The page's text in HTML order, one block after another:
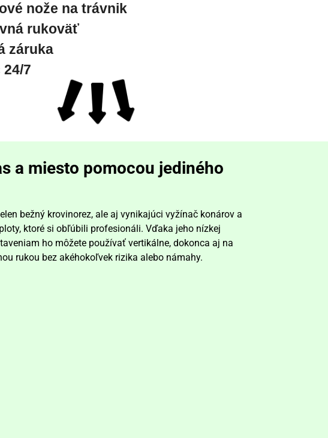
nože na trávnik
rukoväť
záruka
24/7
a miesto pomocou jediného
bežný krovinorez, ale aj vynikajúci vyžínač konárov a
ktoré si obľúbili profesionáli. Vďaka jeho nízkej
ho môžete používať vertikálne, dokonca aj na
rukou bez akéhokoľvek rizika alebo námahy.